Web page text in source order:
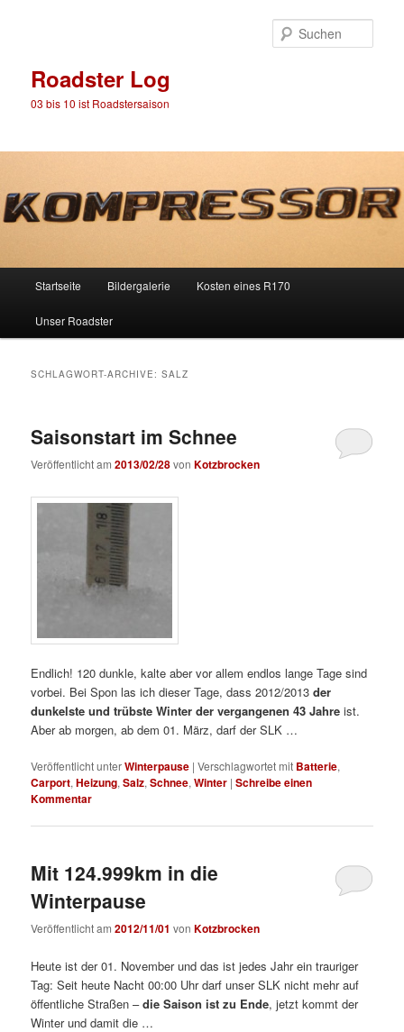
Roadster Log
03 bis 10 ist Roadstersaison
Zum
Inhalt
Zum
sekundären
Startseite Bildergalerie Kosten eines R170
Unser Roadster
SCHLAGWORT-ARCHIVE:SALZ
Saisonstart im Schnee
Veröffentlicht am2013/02/28vonKotzbrocken
Endlich! 120 dunkle, kalte aber vor allem endlos lange Tage sind
vorbei. Bei Spon las ich dieser Tage, dass 2012/2013der
dunkelste und trübste Winter der vergangenen 43 Jahre ist.
Aber ab morgen, ab dem 01. März, darf der SLK …
Veröffentlicht unterWinterpause |Verschlagwortet mit Batterie,
Carport,Heizung,Salz,Schnee,Winter |Schreibe einen
Kommentar
Mit 124.999km in die
Winterpause
Veröffentlicht am2012/11/01 vonKotzbrocken
Heute ist der 01. November und das ist jedes Jahr ein trauriger
Tag: Seit heute Nacht 00:00 Uhr darf unser SLK nicht mehr auf
öffentliche Straßen –die Saison ist zu Ende, jetzt kommt der
Winter und damit die …